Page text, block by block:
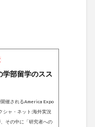
学部留学のスス
催されるAmerica Expo
シャ・ネット:海外実況
その中に「研究者への